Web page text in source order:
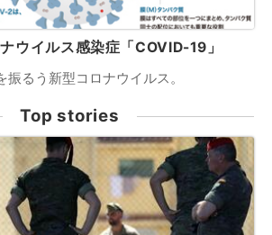
ウイルス感染症「COVID-19」
るう新型コロナウイルス。
Top stories